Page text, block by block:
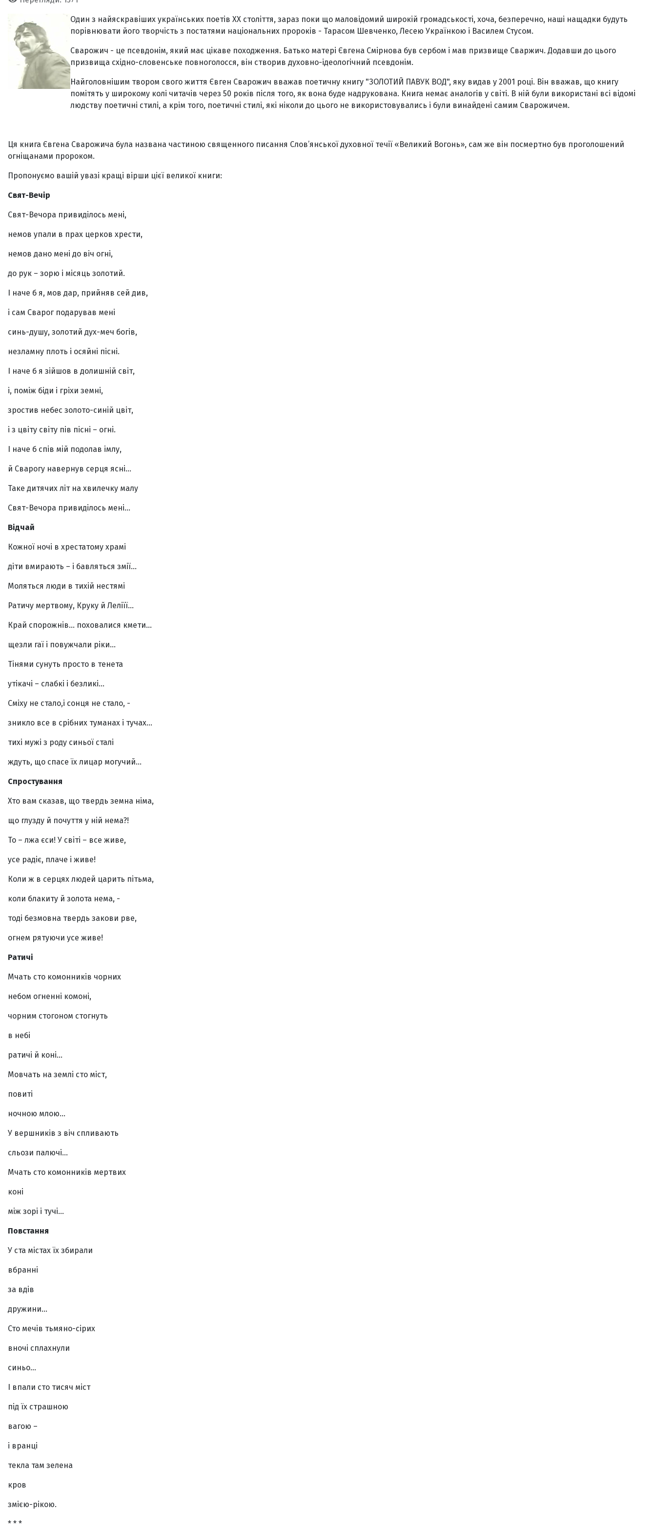
Один з найяскравіших українських поетів ХХ століття, зараз поки що маловідомий широкій громадськості, хоча, безперечно, наші нащадки будуть
порівнювати його творчість з постатями національних пророків - Тарасом Шевченко, Лесею Українкою і Василем Стусом.
Сварожич - це псевдонім, який має цікаве походження. Батько матері Євгена Смірнова був сербом і мав призвище Сваржич. Додавши до цього
призвища східно-словенське повноголосся, він створив духовно-ідеологічний псевдонім.
Найголовнішим твором свого життя Євген Сварожич вважав поетичну книгу "ЗОЛОТИЙ ПАВУК ВОД", яку видав у 2001 році. Він вважав, що книгу
помітять у широкому колі читачів через 50 років після того, як вона буде надрукована. Книга немає аналогів у світі. В ній були використані всі відомі
людству поетичні стилі, а крім того, поетичні стилі, які ніколи до цього не використовувались і були винайдені самим Сварожичем.
Ця книга Євгена Сварожича була названа частиною священного писання Слов’янської духовної течії «Великий Вогонь», сам же він посмертно був проголошений
огніщанами пророком.
Пропонуємо вашій увазі кращі вірши цієї великої книги:
Свят-Вечір
Свят-Вечора привиділось мені,
немов упали в прах церков хрести,
немов дано мені до віч огні,
до рук – зорю і місяць золотий.
І наче б я, мов дар, прийняв сей див,
і сам Сварог подарував мені
синь-душу, золотий дух-меч богів,
незламну плоть і осяйні пісні.
І наче б я зійшов в долишній світ,
і, поміж біди і гріхи земні,
зростив небес золото-синій цвіт,
і з цвіту світу пів пісні – огні.
І наче б спів мій подолав імлу,
й Сварогу навернув серця ясні…
Таке дитячих літ на хвилечку малу
Свят-Вечора привиділось мені…
Відчай
Кожної ночі в хрестатому храмі
діти вмирають – і бавляться змії…
Моляться люди в тихій нестямі
Ратичу мертвому, Круку й Леліїї…
Край спорожнів… поховалися кмети…
щезли гаї і повужчали ріки…
Тінями сунуть просто в тенета
утікачі – слабкі і безликі…
Сміху не стало,і сонця не стало, -
зникло все в срібних туманах і тучах…
тихі мужі з роду синьої сталі
ждуть, що спасе їх лицар могучий…
Спростування
Хто вам сказав, що твердь земна німа,
що глузду й почуття у ній нема?!
То – лжа єси! У світі – все живе,
усе радіє, плаче і живе!
Коли ж в серцях людей царить пітьма,
коли блакиту й золота нема, -
тоді безмовна твердь закови рве,
огнем рятуючи усе живе!
Ратичі
Мчать сто комонників чорних
небом огненні комоні,
чорним стогоном стогнуть
в небі
ратичі й коні…
Мовчать на землі сто міст,
повиті
ночною млою…
У вершників з віч спливають
сльози палючі…
Мчать сто комонників мертвих
коні
між зорі і тучі…
Повстання
У ста містах їх збирали
вбранні
за вдів
дружини…
Сто мечів тьмяно-сірих
вночі сплахнули
синьо…
І впали сто тисяч міст
під їх страшною
вагою –
і вранці
текла там зелена
кров
змією-рікою.
* * *